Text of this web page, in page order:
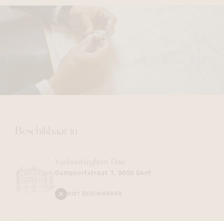
Beschikbaar in
Vanhoutteghem Time
Dampoortstraat 1, 9000 Gent
NIET BESCHIKBAAR